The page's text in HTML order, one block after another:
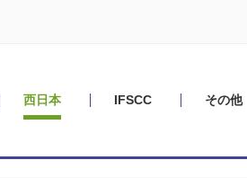
西日本 IFSCC その他